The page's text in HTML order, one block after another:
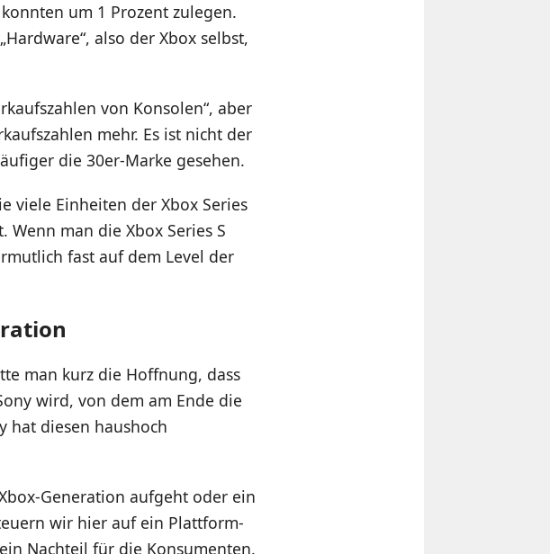
um 1 Prozent zulegen.
also der Xbox selbst,
von Konsolen“, aber
mehr. Es ist nicht der
die 30er-Marke gesehen.
viele Einheiten der Xbox Series
man die Xbox Series S
fast auf dem Level der
man kurz die Hoffnung, dass
wird, von dem am Ende die
hat diesen haushoch
Generation aufgeht oder ein
wir hier auf ein Plattform-
Nachteil für die Konsumenten.